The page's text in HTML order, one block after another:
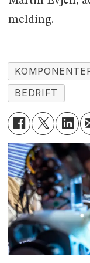
melding.
BEDRIFT